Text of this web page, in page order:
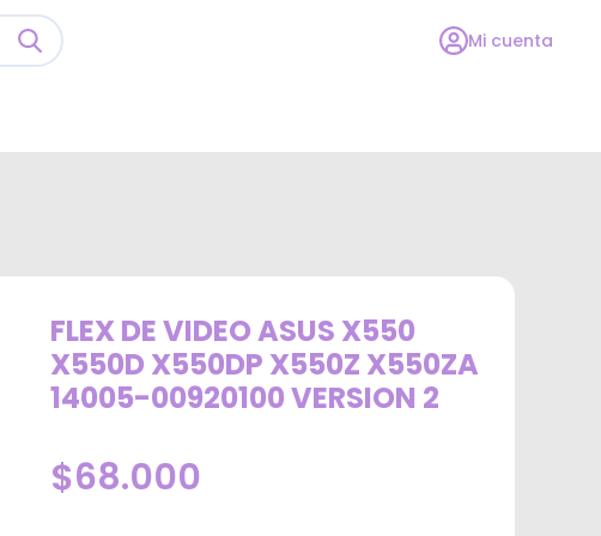
Mi cuenta
FLEX DE VIDEO ASUS X550
X550D X550DP X550Z X550ZA
14005-00920100 VERSION 2
$68.000